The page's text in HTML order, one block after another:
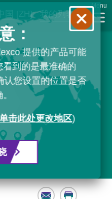
国 [ZH] 我的列表
Menu
Email Print
：
提供的产品可能
到的是最准确的
认您设置的位置是否
击此处更改地区)